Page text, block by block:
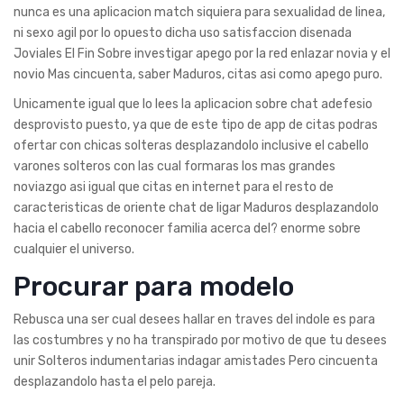
nunca es una aplicacion match siquiera para sexualidad de linea,
ni sexo agil por lo opuesto dicha uso satisfaccion disenada
Joviales El Fin Sobre investigar apego por la red enlazar novia y el
novio Mas cincuenta, saber Maduros, citas asi­ como apego puro.
Unicamente igual que lo lees la aplicacion sobre chat adefesio
desprovisto puesto, ya que de este tipo de app de citas podras
ofertar con chicas solteras desplazandolo inclusive el cabello
varones solteros con las cual formaras los mas grandes
noviazgo asi­ igual que citas en internet para el resto de
caracteristicas de oriente chat de ligar Maduros desplazandolo
hacia el cabello reconocer familia acerca del? enorme sobre
cualquier el universo.
Procurar para modelo
Rebusca una ser cual desees hallar en traves del indole es para
las costumbres y no ha transpirado por motivo de que tu desees
unir Solteros indumentarias indagar amistades Pero cincuenta
desplazandolo hasta el pelo pareja.